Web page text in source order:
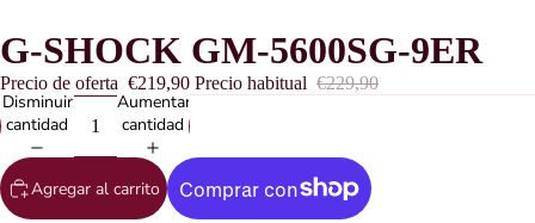
G-SHOCK GM-5600SG-9ER
Precio de oferta €219,90 Precio habitual €229,90
Disminuir
cantidad
Aumentar
cantidad
Agregar al carrito